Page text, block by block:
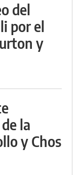
del
por el
y
la
y Chos